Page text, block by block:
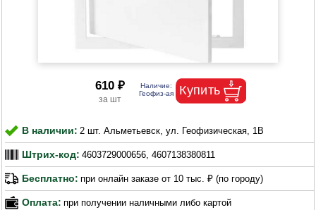
610 ₽
В наличии: 2 шт. Альметьевск, ул. Геофизическая, 1В
Штрих-код: 4603729000656, 4607138380811
Бесплатно: при онлайн заказе от 10 тыс. ₽ (по городу)
Оплата: при получении наличными либо картой